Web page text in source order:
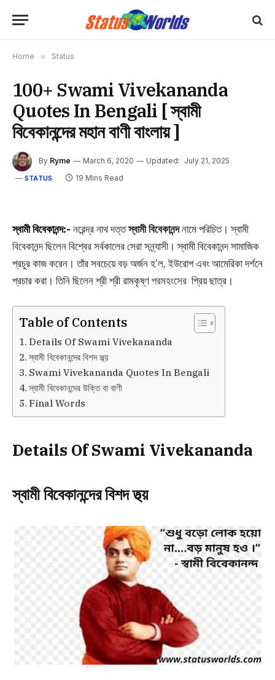
Home » Status
100+ Swami Vivekananda
Quotes In Bengali [ স্বামী
বিবেকানন্দের মহান বাণী বাংলায় ]
By Ryme March 6, 2020 Updated: July 21, 2025
STATUS 19 Mins Read
স্বামী বিবেকানন্দ:- নরেন্দ্র নাথ দত্তস্বামী বিবেকানন্দনামে পরিচিত। স্বামী
বিবেকানন্দ ছিলেন বিশ্বেরসর্বকালের সেরাসন্ন্যাসী। স্বামী বিবেকানন্দ সামাজিক
প্রচুর কাজ করেন। তাঁর সবচেয়ে বড় অর্জন হ’ল, ইউরোপ এবং আমেরিকা দর্শনে
প্রচার করা। তিনি ছিলেন শ্রী শ্রী রামকৃষ্ণ পরমহংসের প্রিয়ছাত্র।
Table of Contents
Details Of Swami Vivekananda
স্বামী বিবেকানন্দের বিশদ তথ্য়
Swami Vivekananda Quotes In Bengali
স্বামী বিবেকানন্দের উক্তি বা বাণী
Final Words
Details Of Swami Vivekananda
স্বামী বিবেকানন্দের বিশদ তথ্য়